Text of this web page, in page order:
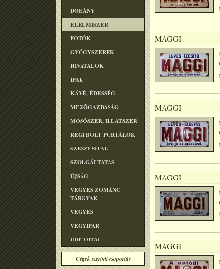
DOHÁNY
ÉLELMISZER
FOTÓK
GYÓGYSZEREK
HIVATALOK
IPAR
KÁVÉ, ÉDESSÉG
MEZÕGAZDASÁG
MOSÓSZER, ILLATSZER
RÉGI BOLT PORTÁLOK
SZESZESITAL
SZOLGÁLTATÁS
ÚJSÁG
VEGYES ZOMÁNC
TÁRGYAK
VEGYES
VEGYIPAR
ÜDÍTÕITAL
Cégek szerinti csoportás
MAGGI
MAGGI
MAGGI
MAGGI